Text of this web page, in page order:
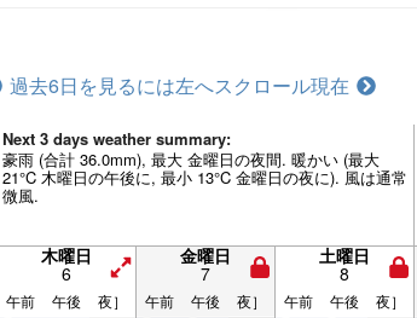
過去6日を見るには左へスクロール現在
Next 3 days weather summary:
豪雨 (合計 36.0mm), 最大 金曜日の夜間. 暖かい (最大
21°C 木曜日の午後に, 最小 13°C 金曜日の夜に). 風は通常
微風.
木曜日
6
金曜日
7
土曜日
8
午前 午後 夜］ 午前 午後 夜］ 午前 午後 夜］